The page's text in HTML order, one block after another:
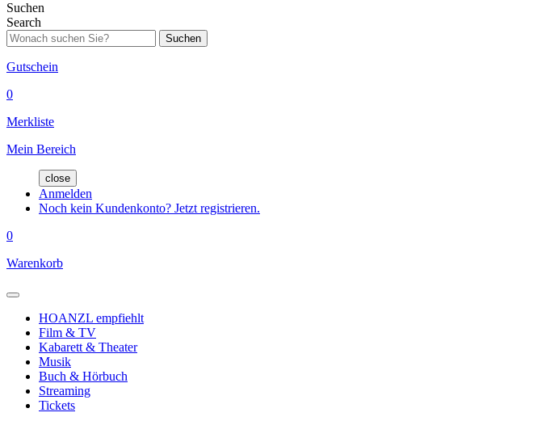
Suchen
Search
Suchen
Gutschein
0
Merkliste
Mein Bereich
close
Anmelden
Noch kein Kundenkonto? Jetzt registrieren.
0
Warenkorb
HOANZL empfiehlt
Film & TV
Kabarett & Theater
Musik
Buch & Hörbuch
Streaming
Tickets